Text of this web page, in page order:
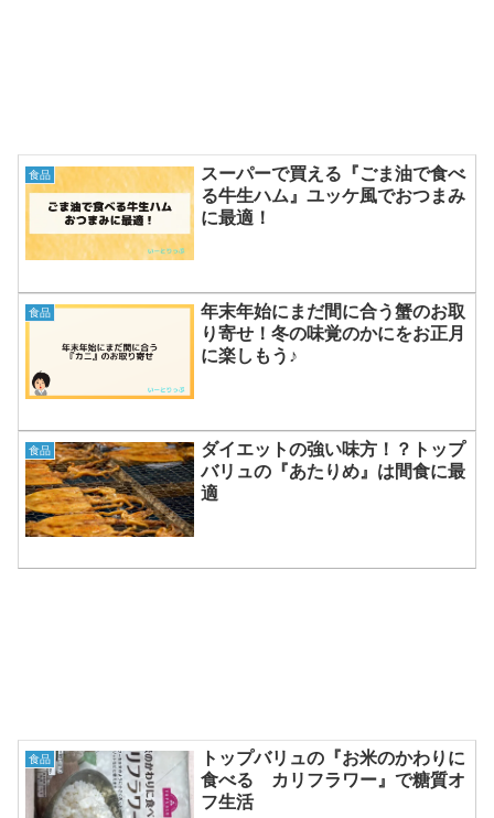
食品
スーパーで買える『ごま油で食べ
る牛生ハム』ユッケ風でおつまみ
に最適！
食品
年末年始にまだ間に合う蟹のお取
り寄せ！冬の味覚のかにをお正月
に楽しもう♪
食品
ダイエットの強い味方！？トップ
バリュの『あたりめ』は間食に最
適
食品
トップバリュの『お米のかわりに
食べる カリフラワー』で糖質オ
フ生活